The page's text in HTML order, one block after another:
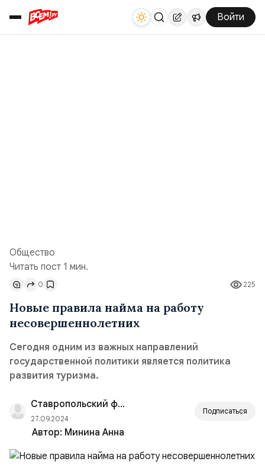
Войти
Общество
Читать пост 1 мин.
225
0
Новые правила найма на работу
несовершеннолетних
Сегодня одним из важных направлений
государственной политики является политика
развития туризма.
Ставропольский филиал РАНХиГС
27.09.2024
Подписаться
Автор: Минина Анна